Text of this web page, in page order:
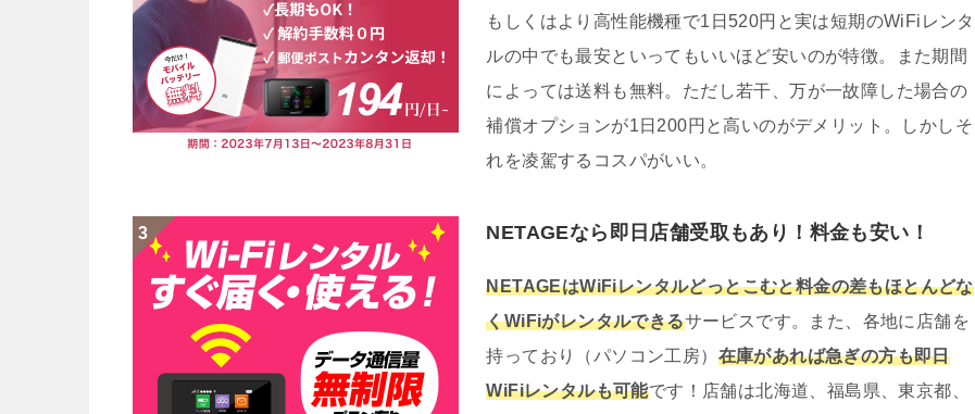
もしくはより高性能機種で1日520円と実は短期のWiFiレンタ
ルの中でも最安といってもいいほど安いのが特徴。また期間
によっては送料も無料。ただし若干、万が一故障した場合の
補償オプションが1日200円と高いのがデメリット。しかしそ
れを凌駕するコスパがいい。
NETAGEなら即日店舗受取もあり！料金も安い！
NETAGEはWiFiレンタルどっとこむと料金の差もほとんどな
くWiFiがレンタルできるサービスです。また、各地に店舗を
持っており（パソコン工房） 在庫があれば急ぎの方も即日
WiFiレンタルも可能です！店舗は北海道、福島県、東京都、